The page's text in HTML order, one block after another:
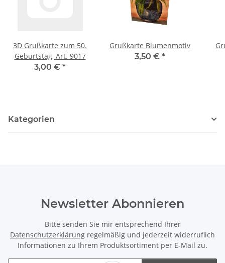
3D Grußkarte zum 50.
Geburtstag, Art. 9017
3,00 € *
Grußkarte Blumenmotiv
3,50 € *
Kategorien
Newsletter Abonnieren
Bitte senden Sie mir entsprechend Ihrer
Datenschutzerklärung regelmäßig und jederzeit widerruflich
Informationen zu Ihrem Produktsortiment per E-Mail zu.